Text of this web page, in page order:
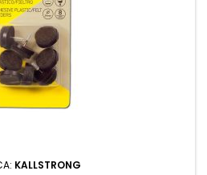
KALLSTRONG